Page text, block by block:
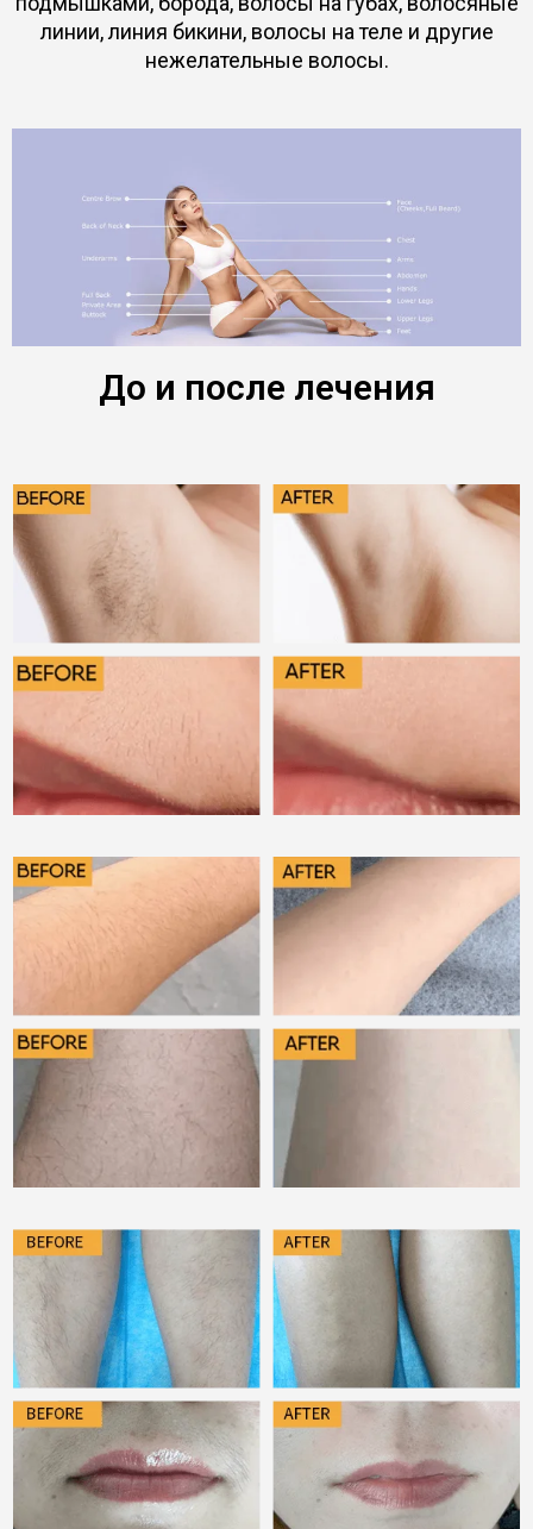
линии, линия бикини, волосы на теле и другие
нежелательные волосы.
До и после лечения